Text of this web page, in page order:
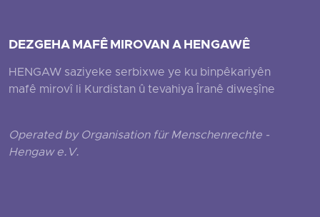
DEZGEHA MAFÊ MIROVAN A HENGAWÊ
HENGAW saziyeke serbixwe ye ku binpêkariyên
mafê mirovî li Kurdistan û tevahiya Îranê diweşîne
Operated by Organisation für Menschenrechte -
Hengaw e.V.